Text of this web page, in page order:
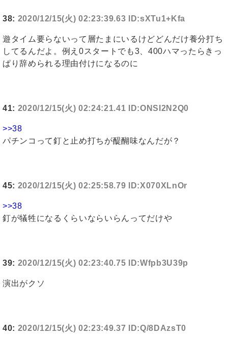
38: 2020/12/15(火) 02:23:39.63 ID:sXTu1+Kfa
遊タイム要らないって層たまにいるけどどんだけ養分打ち
してるんだよ。例え0スタートでも3、400ハマったらきっ
ぱり辞められる理由付けになるのに
41: 2020/12/15(火) 02:24:21.41 ID:ONSI2N2Q0
>>38
パチンコって釘と止め打ちが醍醐味なんだが？
45: 2020/12/15(火) 02:25:58.79 ID:X070XLnOr
>>38
釘が犠牲になるくらいならいらんってだけや
39: 2020/12/15(火) 02:23:40.75 ID:Wfpb3U39p
演出がクソ
40: 2020/12/15(火) 02:23:49.37 ID:Q/8DAzsT0